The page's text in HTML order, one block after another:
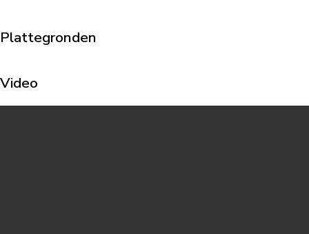
Plattegronden
Video